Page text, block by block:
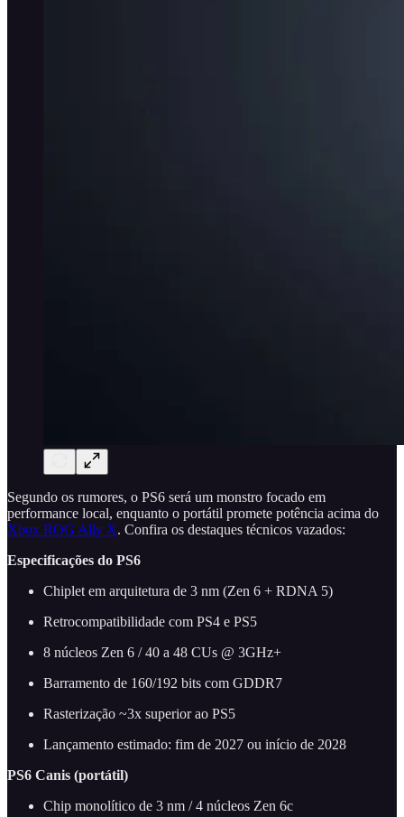
Segundo os rumores, o PS6 será um monstro focado em
performance local, enquanto o portátil promete potência acima do
Xbox ROG Ally X. Confira os destaques técnicos vazados:
Especificações do PS6
Chiplet em arquitetura de 3 nm (Zen 6 + RDNA 5)
Retrocompatibilidade com PS4 e PS5
8 núcleos Zen 6 / 40 a 48 CUs @ 3GHz+
Barramento de 160/192 bits com GDDR7
Rasterização ~3x superior ao PS5
Lançamento estimado: fim de 2027 ou início de 2028
PS6 Canis (portátil)
Chip monolítico de 3 nm / 4 núcleos Zen 6c